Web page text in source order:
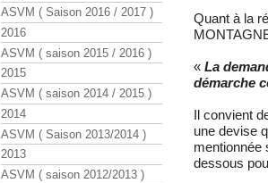
Quant à la
« La
démarche
Il convient
une devise
mentionnée
dessous
ASVM ( Saison 2016 / 2017 )
2016
ASVM ( saison 2015 / 2016 )
2015
ASVM ( saison 2014 / 2015 )
2014
ASVM ( Saison 2013/2014 )
2013
ASVM ( saison 2012/2013 )